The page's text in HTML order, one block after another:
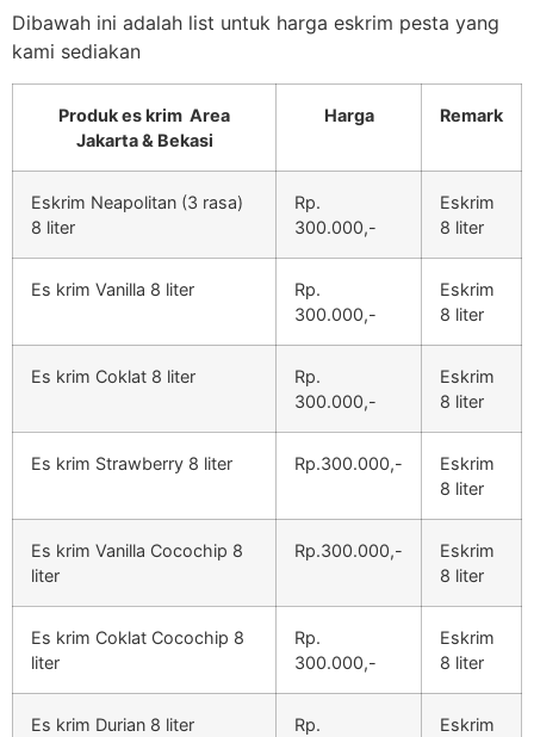
Dibawah ini adalah list untuk harga eskrim pesta yang
kami sediakan
Produk es krim Area
Jakarta & Bekasi
Harga Remark
Eskrim Neapolitan (3 rasa)
8 liter
Rp.
300.000,-
Eskrim
8 liter
Es krim Vanilla 8 liter
Rp.
300.000,-
Eskrim
8 liter
Es krim Coklat 8 liter
Rp.
300.000,-
Eskrim
8 liter
Es krim Strawberry 8 liter Rp.300.000,-
Eskrim
8 liter
Es krim Vanilla Cocochip 8
liter
Rp.300.000,-
Eskrim
8 liter
Es krim Coklat Cocochip 8
liter
Rp.
300.000,-
Eskrim
8 liter
Es krim Durian 8 liter
Rp.
Eskrim